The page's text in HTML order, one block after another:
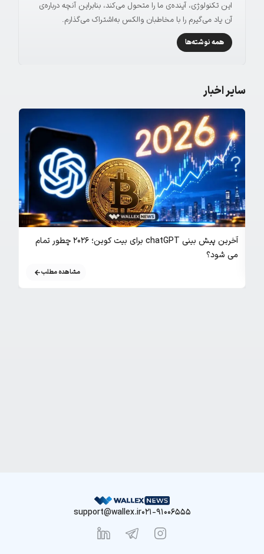
این تکنولوژی، آینده‌ی ما را متحول می‌کند، بنابراین آنچه درباره‌ی
آن یاد می‌گیرم را با مخاطبان والکس به‌اشتراک می‌گذارم.
همه نوشته‌ها
سایر اخبار
آخرین پیش بینی chatGPT برای بیت کوین؛ ۲۰۲۶ چطور تمام
می شود؟
مشاهده مطلب
021-91006555
support@wallex.ir